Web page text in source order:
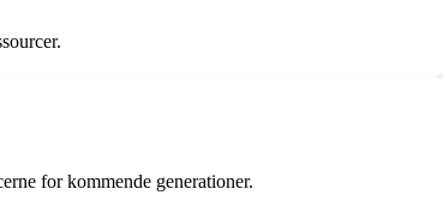
for kommende generationer.